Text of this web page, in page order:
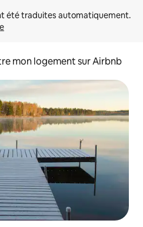
mon logement sur Airbnb